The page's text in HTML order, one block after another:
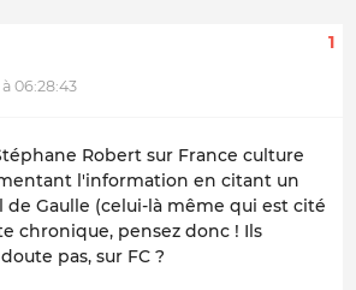
06:28:43
1
Robert sur France culture
l'information en citant un
Gaulle (celui-là même qui est cité
chronique, pensez donc ! Ils
pas, sur FC ?